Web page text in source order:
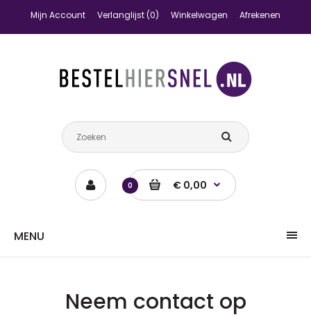
Mijn Account Verlanglijst (0) Winkelwagen Afrekenen
0 € 0,00
MENU
Neem contact op